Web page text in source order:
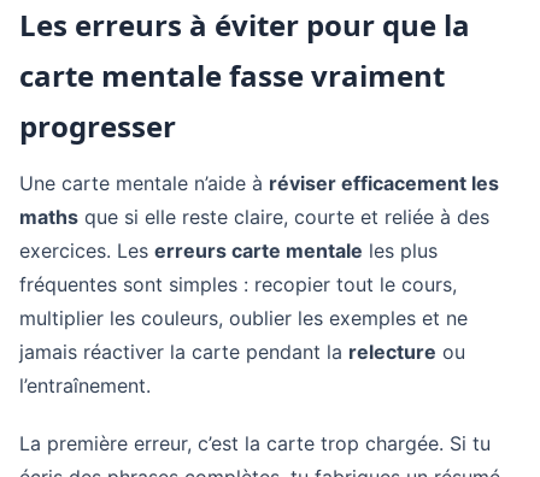
Les erreurs à éviter pour que la
carte mentale fasse vraiment
progresser
Une carte mentale n’aide à réviser efficacement les
maths que si elle reste claire, courte et reliée à des
exercices. Les erreurs carte mentale les plus
fréquentes sont simples : recopier tout le cours,
multiplier les couleurs, oublier les exemples et ne
jamais réactiver la carte pendant la relecture ou
l’entraînement.
La première erreur, c’est la carte trop chargée. Si tu